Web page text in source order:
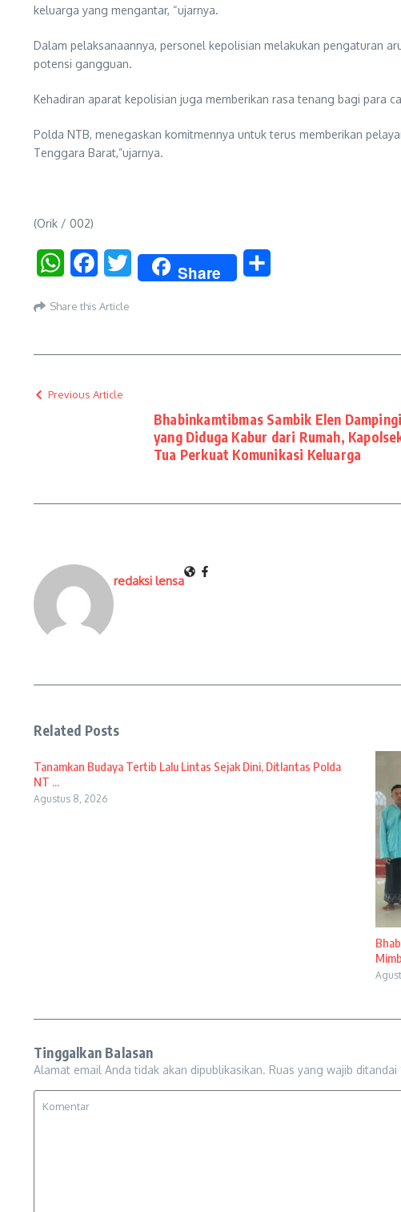
keluarga yang mengantar, “ujarnya.
Dalam pelaksanaannya, personel kepolisian melakukan pengaturan
potensi gangguan.
Kehadiran aparat kepolisian juga memberikan rasa tenang bagi para
Polda NTB, menegaskan komitmennya untuk terus memberikan
Tenggara Barat,”ujarnya.
(Orik / 002)
WhatsAppFacebookTwitter Share
Share this Article
Previous Article
Bhabinkamtibmas Sambik Elen
yang Diduga Kabur dari Rumah,
Tua Perkuat Komunikasi Keluarga
redaksi lensa
Related Posts
Tanamkan Budaya Tertib Lalu Lintas Sejak Dini, Ditlantas Polda
NT ...
Agustus 8, 2026
Tinggalkan Balasan
Alamat email Anda tidak akan dipublikasikan. Ruas yang wajib ditandai